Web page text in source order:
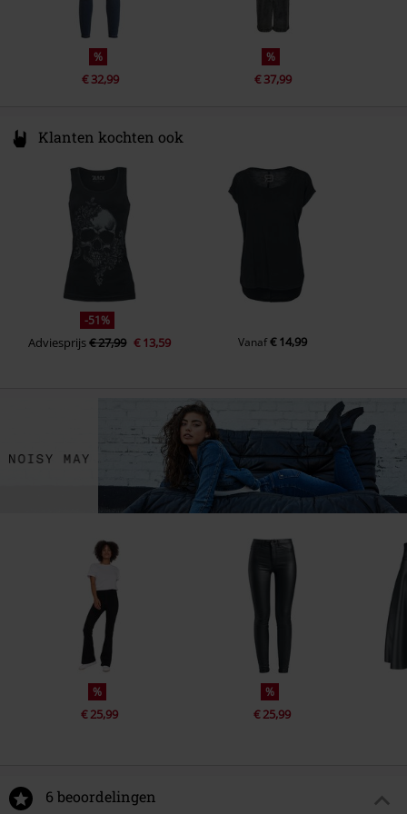
%
€ 32,99
%
€ 37,99
Klanten kochten ook
-51%
Adviesprijs€ 27,99 € 13,59 Vanaf€ 14,99
%
€ 25,99
%
€ 25,99
6 beoordelingen